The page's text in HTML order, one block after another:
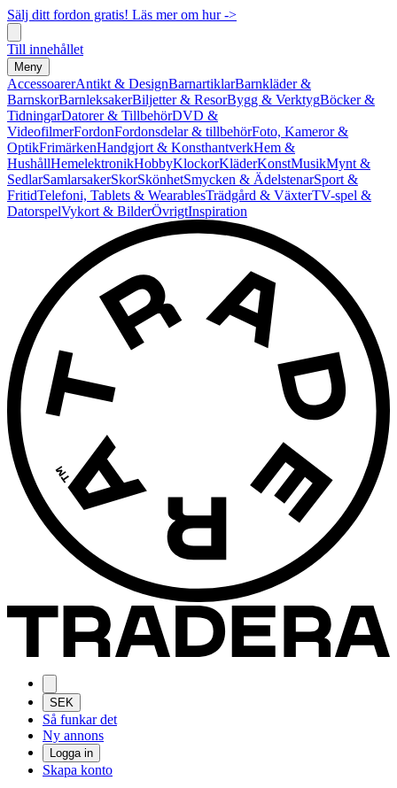
Sälj ditt fordon gratis! Läs mer om hur ->
Till innehållet
Meny
AccessoarerAntikt & DesignBarnartiklarBarnkläder &
BarnskorBarnleksakerBiljetter & ResorBygg & VerktygBöcker &
TidningarDatorer & TillbehörDVD &
VideofilmerFordonFordonsdelar & tillbehörFoto, Kameror &
OptikFrimärkenHandgjort & KonsthantverkHem &
HushållHemelektronikHobbyKlockorKläderKonstMusikMynt &
SedlarSamlarsakerSkorSkönhetSmycken & ÄdelstenarSport &
FritidTelefoni, Tablets & WearablesTrädgård & VäxterTV-spel &
DatorspelVykort & BilderÖvrigtInspiration
SEK
Så funkar det
Ny annons
Logga in
Skapa konto